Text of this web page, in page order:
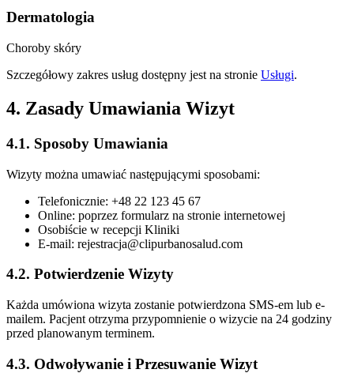
Dermatologia
Choroby skóry
Szczegółowy zakres usług dostępny jest na stronie Usługi.
4. Zasady Umawiania Wizyt
4.1. Sposoby Umawiania
Wizyty można umawiać następującymi sposobami:
Telefonicznie: +48 22 123 45 67
Online: poprzez formularz na stronie internetowej
Osobiście w recepcji Kliniki
E-mail: rejestracja@clipurbanosalud.com
4.2. Potwierdzenie Wizyty
Każda umówiona wizyta zostanie potwierdzona SMS-em lub e-
mailem. Pacjent otrzyma przypomnienie o wizycie na 24 godziny
przed planowanym terminem.
4.3. Odwoływanie i Przesuwanie Wizyt